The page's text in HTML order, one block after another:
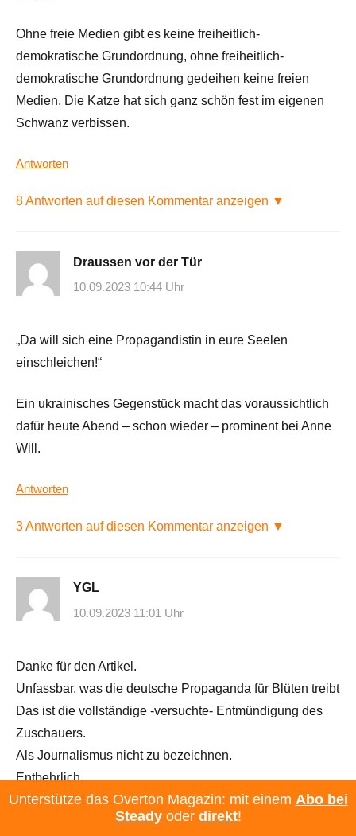
Ohne freie Medien gibt es keine freiheitlich-
demokratische Grundordnung, ohne freiheitlich-
demokratische Grundordnung gedeihen keine freien
Medien. Die Katze hat sich ganz schön fest im eigenen
Schwanz verbissen.
Antworten
8 Antworten auf diesen Kommentar anzeigen ▼
Draussen vor der Tür
10.09.2023 10:44 Uhr
„Da will sich eine Propagandistin in eure Seelen
einschleichen!“
Ein ukrainisches Gegenstück macht das voraussichtlich
dafür heute Abend – schon wieder – prominent bei Anne
Will.
Antworten
3 Antworten auf diesen Kommentar anzeigen ▼
YGL
10.09.2023 11:01 Uhr
Danke für den Artikel.
Unfassbar, was die deutsche Propaganda für Blüten treibt
Das ist die vollständige -versuchte- Entmündigung des
Zuschauers.
Als Journalismus nicht zu bezeichnen.
Entbehrlich.
Das ist nicht neu.
Unterstütze das Overton Magazin: mit einem Abo bei
Steadyoder direkt!